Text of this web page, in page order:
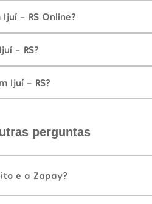
- RS Online?
- RS?
Ijuí - RS?
perguntas
e a Zapay?